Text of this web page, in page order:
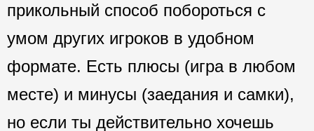
прикольный способ побороться с
умом других игроков в удобном
формате. Есть плюсы (игра в любом
месте) и минусы (заедания и самки),
но если ты действительно хочешь